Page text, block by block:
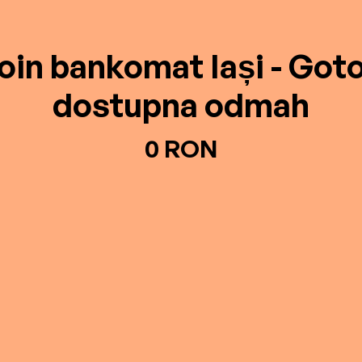
bankomat Iași -
dostupna odmah
0 RON